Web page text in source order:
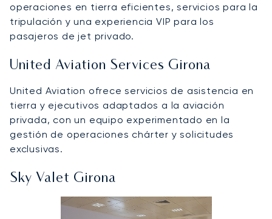
operaciones en tierra eficientes, servicios para la
tripulación y una experiencia VIP para los
pasajeros de jet privado.
United Aviation Services Girona
United Aviation ofrece servicios de asistencia en
tierra y ejecutivos adaptados a la aviación
privada, con un equipo experimentado en la
gestión de operaciones chárter y solicitudes
exclusivas.
Sky Valet Girona